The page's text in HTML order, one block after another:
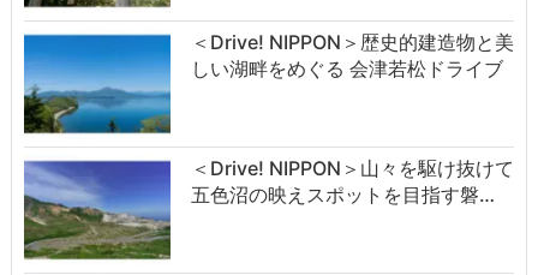
＜Drive! NIPPON＞歴史的建造物と美
しい湖畔をめぐる 会津若松ドライブ
＜Drive! NIPPON＞山々を駆け抜けて
五色沼の映えスポットを目指す磐…